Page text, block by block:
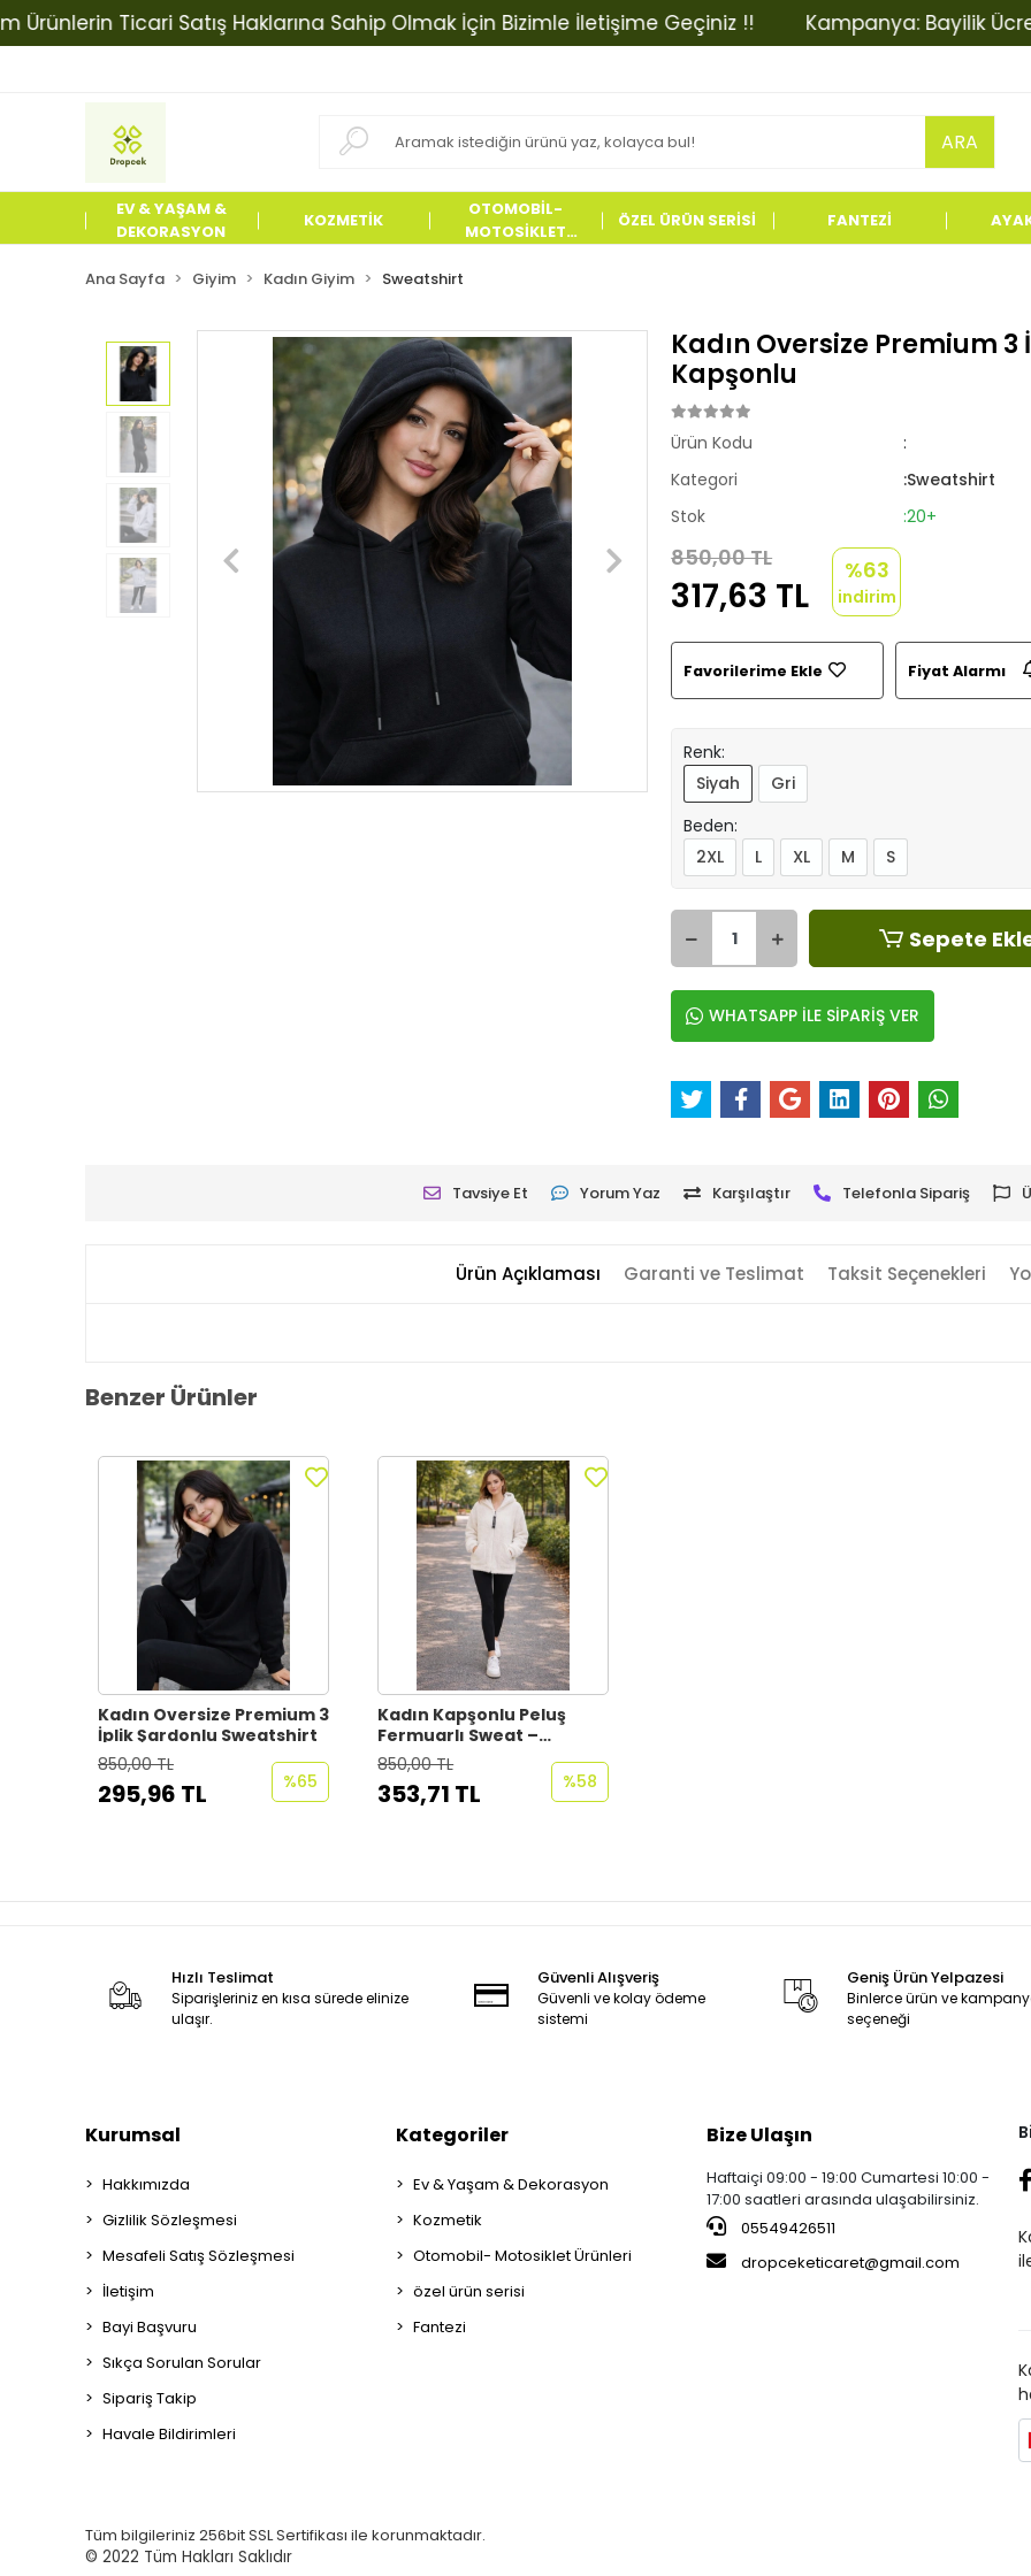
Ticari Satış Haklarına Sahip Olmak İçin Bizimle İletişime Geçiniz !! Kampanya: Bayilik
ARA
EV & YAŞAM &
DEKORASYON
KOZMETİK
OTOMOBİL-
MOTOSİKLET
ÖZEL ÜRÜN SERİSİ FANTEZİ
Ana Sayfa Giyim Kadın Giyim Sweatshirt
Kadın Oversize Premium
Kapşonlu
Ürün Kodu
:
Kategori
:Sweatshirt
Stok
:20+
850,00 TL
317,63 TL
%63
indirim
Favorilerime Ekle Fiyat Alarmı
Renk:
Siyah
Gri
Beden:
2XL
L XL M S
Sepete
WHATSAPP İLE SİPARİŞ VER
Tavsiye Et Yorum Yaz Karşılaştır Telefonla Sipariş
Ürün Açıklaması Garanti ve Teslimat Taksit Seçenekleri
Benzer Ürünler
Kadın Oversize Premium 3
İplik Şardonlu Sweatshirt
850,00 TL
295,96 TL %65
Kadın Kapşonlu Peluş
Fermuarlı Sweat –
Oversize Yumuşak Polar
Hoodie – Kışlık Sıcak
Tutucu (S-2XL)
850,00 TL
353,71 TL %58
Hızlı Teslimat
Siparişleriniz en kısa sürede elinize
ulaşır.
Güvenli Alışveriş
Güvenli ve kolay ödeme
sistemi
Geniş Ürün Yelpazesi
Binlerce ürün ve
seçeneği
Kurumsal
Hakkımızda
Gizlilik Sözleşmesi
Mesafeli Satış Sözleşmesi
İletişim
Bayi Başvuru
Sıkça Sorulan Sorular
Sipariş Takip
Havale Bildirimleri
Kategoriler
Ev & Yaşam & Dekorasyon
Kozmetik
Otomobil- Motosiklet Ürünleri
özel ürün serisi
Fantezi
Bize Ulaşın
Haftaiçi 09:00 - 19:00 Cumartesi 10:00 -
17:00 saatleri arasında ulaşabilirsiniz.
05549426511
dropceketicaret@gmail.com
Tüm bilgileriniz 256bit SSL Sertifikası ile korunmaktadır.
© 2022 Tüm Hakları Saklıdır